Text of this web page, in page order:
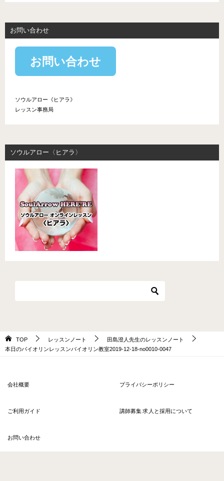
お問い合わせ
お問い合わせ
ソウルアロー《ヒアラ》
レッスン事務局
ソウルアロー〈ヒアラ〉
TOP レッスンノート
田島澄人先生のレッスンノート
本日のバイオリンレッスンバイオリン教室2019-12-18-no0010-0047
会社概要 プライバシーポリシー
ご利用ガイド 講師募集 求人と採用について
お問い合わせ